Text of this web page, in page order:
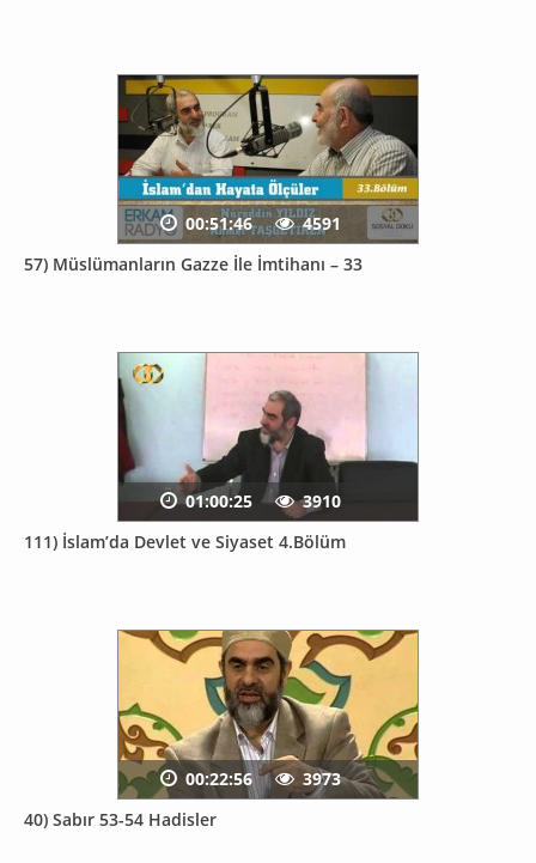
57) Müslümanların Gazze İle İmtihanı – 33
00:51:46 4591
111) İslam’da Devlet ve Siyaset 4.Bölüm
01:00:25 3910
40) Sabır 53-54 Hadisler
00:22:56 3973